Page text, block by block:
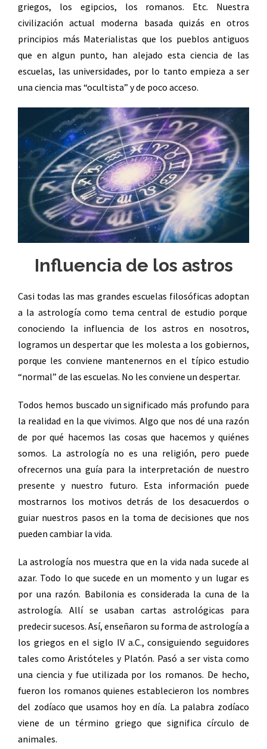
griegos, los egipcios, los romanos. Etc. Nuestra
civilización actual moderna basada quizás en otros
principios más Materialistas que los pueblos antiguos
que en algun punto, han alejado esta ciencia de las
escuelas, las universidades, por lo tanto empieza a ser
una ciencia mas “ocultista” y de poco acceso.
Influencia de los astros
Casi todas las mas grandes escuelas filosóficas adoptan
a la astrología como tema central de estudio porque
conociendo la influencia de los astros en nosotros,
logramos un despertar que les molesta a los gobiernos,
porque les conviene mantenernos en el típico estudio
“normal” de las escuelas. No les conviene un despertar.
Todos hemos buscado un significado más profundo para
la realidad en la que vivimos. Algo que nos dé una razón
de por qué hacemos las cosas que hacemos y quiénes
somos. La astrología no es una religión, pero puede
ofrecernos una guía para la interpretación de nuestro
presente y nuestro futuro. Esta información puede
mostrarnos los motivos detrás de los desacuerdos o
guiar nuestros pasos en la toma de decisiones que nos
pueden cambiar la vida.
La astrología nos muestra que en la vida nada sucede al
azar. Todo lo que sucede en un momento y un lugar es
por una razón. Babilonia es considerada la cuna de la
astrología. Allí se usaban cartas astrológicas para
predecir sucesos. Así, enseñaron su forma de astrología a
los griegos en el siglo IV a.C., consiguiendo seguidores
tales como Aristóteles y Platón. Pasó a ser vista como
una ciencia y fue utilizada por los romanos. De hecho,
fueron los romanos quienes establecieron los nombres
del zodíaco que usamos hoy en día. La palabra zodíaco
viene de un término griego que significa círculo de
animales.